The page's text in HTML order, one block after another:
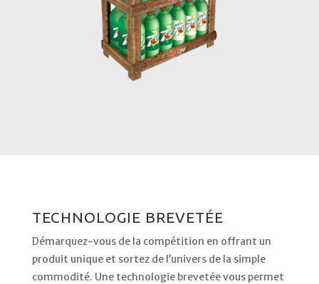
TECHNOLOGIE BREVETÉE
Démarquez-vous de la compétition en offrant un
produit unique et sortez de l’univers de la simple
commodité. Une technologie brevetée vous permet